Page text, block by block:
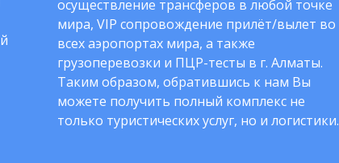
осуществление трансферов в любой точке
мира, VIP сопровождение прилёт/вылет во
всех аэропортах мира, а также
грузоперевозки и ПЦР-тесты в г. Алматы.
Таким образом, обратившись к нам Вы
можете получить полный комплекс не
только туристических услуг, но и логистики.